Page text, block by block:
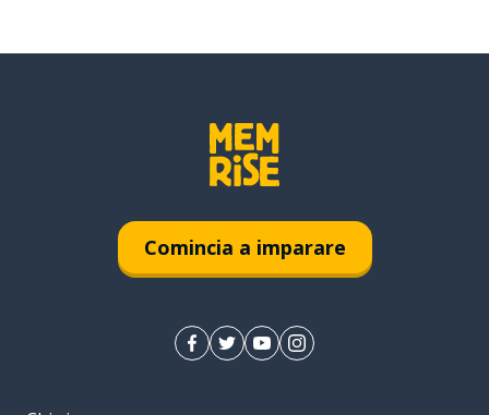
Comincia a imparare